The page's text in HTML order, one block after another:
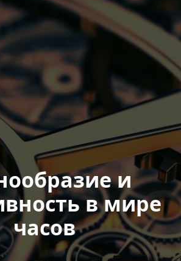
и
в мире
часов